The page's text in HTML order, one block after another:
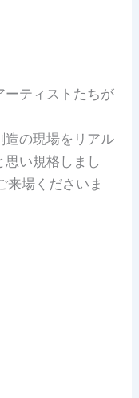
ーティストたちが
造の現場をリアル
い規格しまし
来場くださいま